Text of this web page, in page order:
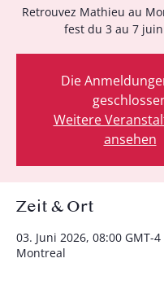
Retrouvez Mathieu au
fest du 3 au 7 juin
Die
Weitere
ansehen
Zeit & Ort
03. Juni 2026, 08:00 GMT-4
Montreal